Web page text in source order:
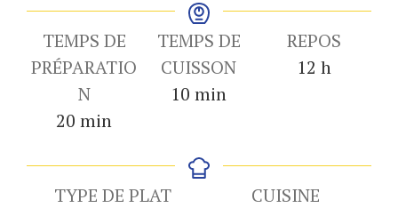
TEMPS DE
PRÉPARATIO
N
20 minutes
min
TEMPS DE
CUISSON
10 minutes
min
REPOS
12 heures
h
TYPE DE PLAT
CUISINE